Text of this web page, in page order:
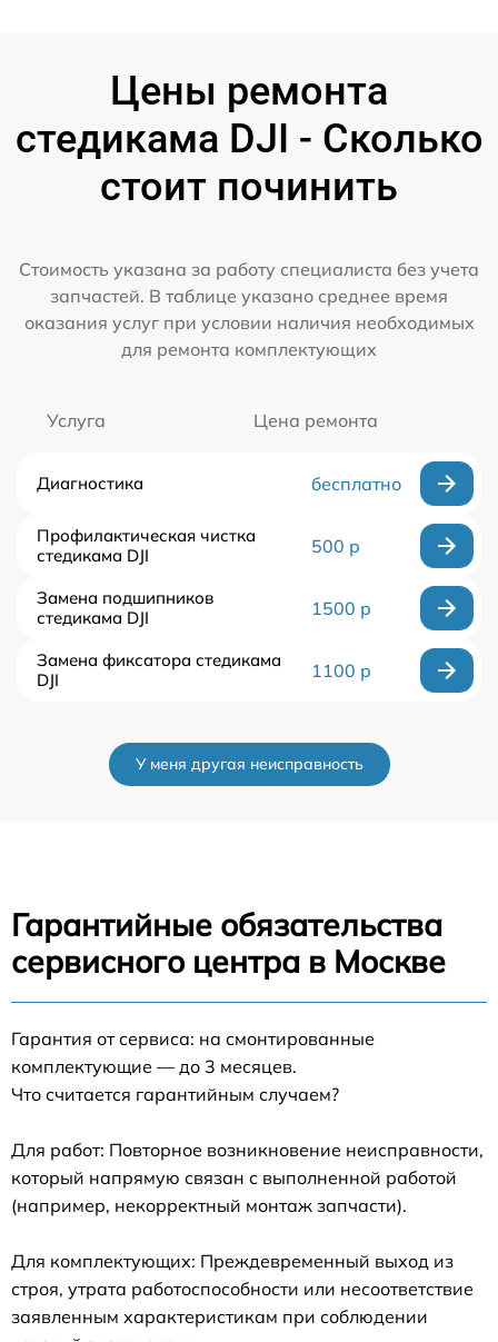
Цены ремонта
стедикама DJI - Сколько
стоит починить
Стоимость указана за работу специалиста без учета
запчастей. В таблице указано среднее время
оказания услуг при условии наличия необходимых
для ремонта комплектующих
Услуга Цена ремонта
Диагностика бесплатно
Профилактическая чистка
стедикама DJI
500 р
Замена подшипников
стедикама DJI
1500 р
Замена фиксатора стедикама
DJI
1100 р
У меня другая неисправность
Гарантийные обязательства
сервисного центра в Москве
Гарантия от сервиса: на смонтированные
комплектующие — до 3 месяцев.
Что считается гарантийным случаем?
Для работ: Повторное возникновение неисправности,
который напрямую связан с выполненной работой
(например, некорректный монтаж запчасти).
Для комплектующих: Преждевременный выход из
строя, утрата работоспособности или несоответствие
заявленным характеристикам при соблюдении